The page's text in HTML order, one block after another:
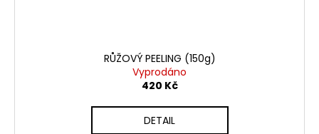
RŮŽOVÝ PEELING (150g)
Vyprodáno
420 Kč
DETAIL